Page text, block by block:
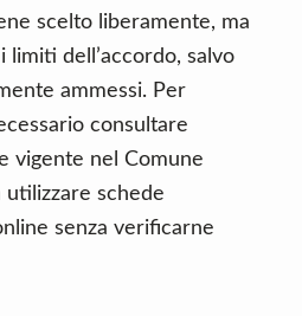
scelto liberamente, ma
dell’accordo, salvo
ammessi. Per
consultare
vigente nel Comune
utilizzare schede
senza verificarne